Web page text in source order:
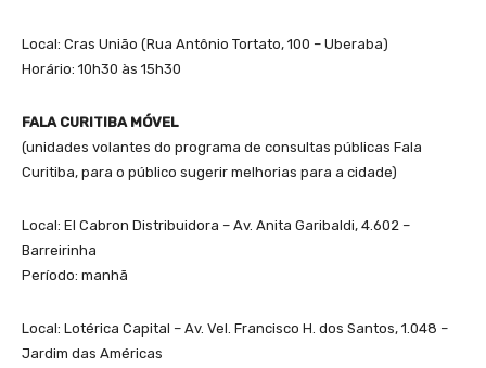
Local: Cras União (Rua Antônio Tortato, 100 – Uberaba)
Horário: 10h30 às 15h30
FALA CURITIBA MÓVEL
(unidades volantes do programa de consultas públicas Fala
Curitiba, para o público sugerir melhorias para a cidade)
Local: El Cabron Distribuidora – Av. Anita Garibaldi, 4.602 –
Barreirinha
Período: manhã
Local: Lotérica Capital – Av. Vel. Francisco H. dos Santos, 1.048 –
Jardim das Américas